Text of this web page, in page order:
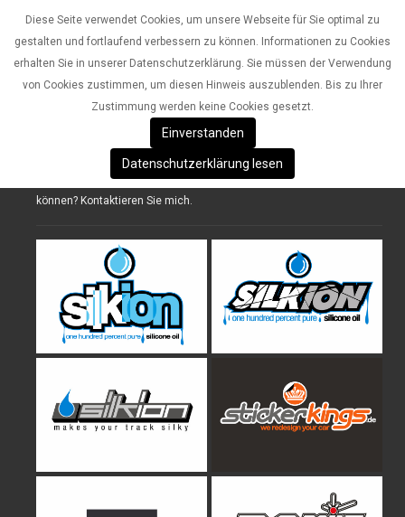
Diese Seite verwendet Cookies, um unsere Webseite für Sie optimal zu
gestalten und fortlaufend verbessern zu können. Informationen zu Cookies
erhalten Sie in unserer Datenschutzerklärung. Sie müssen der Verwendung
von Cookies zustimmen, um diesen Hinweis auszublenden. Bis zu Ihrer
Zustimmung werden keine Cookies gesetzt.
Einverstanden
Datenschutzerklärung lesen
CRIS /// digital art
Hier finden Sie eine kleine Auswahl meiner Digitalen Arbeiten
Haben Sie selbst ein Projekt, für das Sie sich meine Kunst vorstellen
können? Kontaktieren Sie mich.